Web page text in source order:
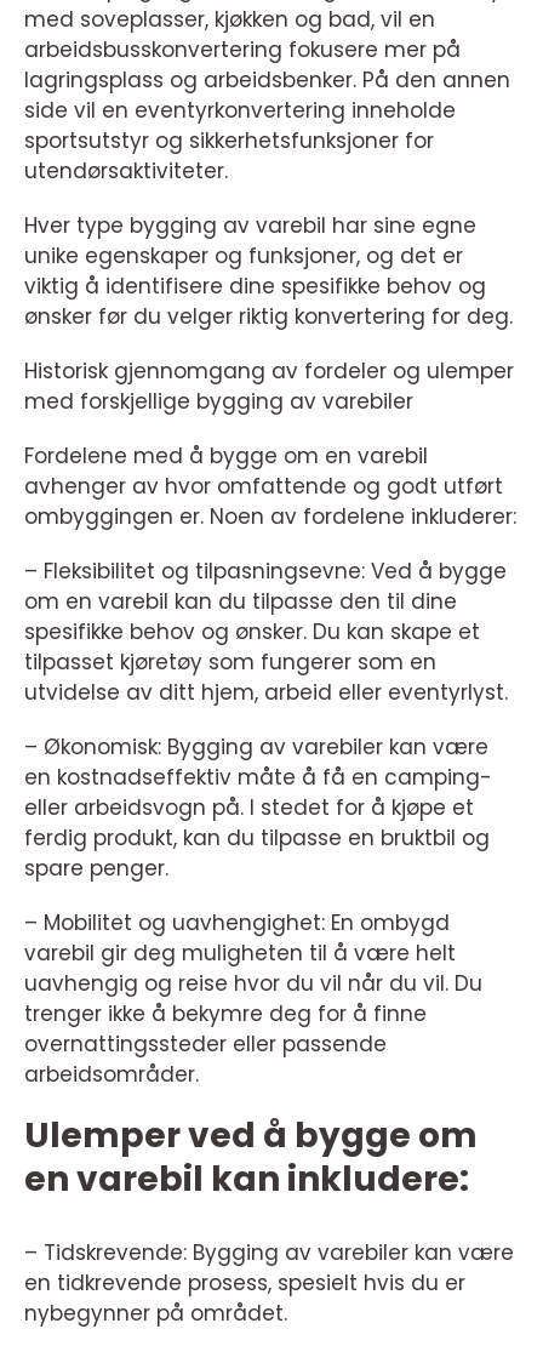
med soveplasser, kjøkken og bad, vil en
arbeidsbusskonvertering fokusere mer på
lagringsplass og arbeidsbenker. På den annen
side vil en eventyrkonvertering inneholde
sportsutstyr og sikkerhetsfunksjoner for
utendørsaktiviteter.
Hver type bygging av varebil har sine egne
unike egenskaper og funksjoner, og det er
viktig å identifisere dine spesifikke behov og
ønsker før du velger riktig konvertering for deg.
Historisk gjennomgang av fordeler og ulemper
med forskjellige bygging av varebiler
Fordelene med å bygge om en varebil
avhenger av hvor omfattende og godt utført
ombyggingen er. Noen av fordelene inkluderer:
– Fleksibilitet og tilpasningsevne: Ved å bygge
om en varebil kan du tilpasse den til dine
spesifikke behov og ønsker. Du kan skape et
tilpasset kjøretøy som fungerer som en
utvidelse av ditt hjem, arbeid eller eventyrlyst.
– Økonomisk: Bygging av varebiler kan være
en kostnadseffektiv måte å få en camping-
eller arbeidsvogn på. I stedet for å kjøpe et
ferdig produkt, kan du tilpasse en bruktbil og
spare penger.
– Mobilitet og uavhengighet: En ombygd
varebil gir deg muligheten til å være helt
uavhengig og reise hvor du vil når du vil. Du
trenger ikke å bekymre deg for å finne
overnattingssteder eller passende
arbeidsområder.
Ulemper ved å bygge om
en varebil kan inkludere:
– Tidskrevende: Bygging av varebiler kan være
en tidkrevende prosess, spesielt hvis du er
nybegynner på området.